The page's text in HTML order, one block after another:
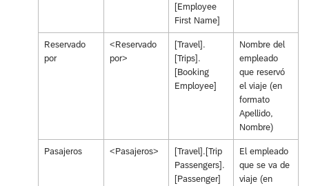
[Employee
First Name]
Reservado
por
<Reservado
por>
[Travel].
[Trips].
[Booking
Employee]
Nombre del
empleado
que reservó
el viaje (en
formato
Apellido,
Nombre)
Pasajeros <Pasajeros>
[Travel].[Trip
Passengers].
[Passenger]
El empleado
que se va de
viaje (en